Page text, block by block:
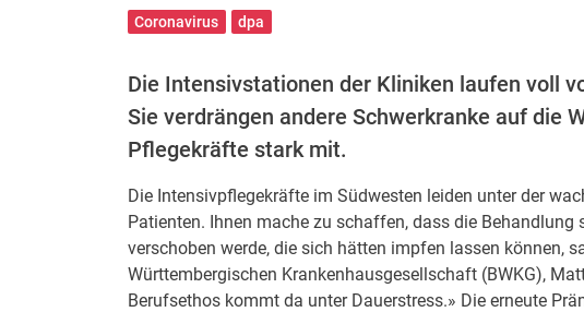
Coronavirus dpa
Die Intensivstationen der Kliniken laufen voll
Sie verdrängen andere Schwerkranke auf die
Pflegekräfte stark mit.
Die Intensivpflegekräfte im Südwesten leiden unter der
Patienten. Ihnen mache zu schaffen, dass die
verschoben werde, die sich hätten impfen lassen können,
Württembergischen Krankenhausgesellschaft (BWKG),
Berufsethos kommt da unter Dauerstress.» Die erneute